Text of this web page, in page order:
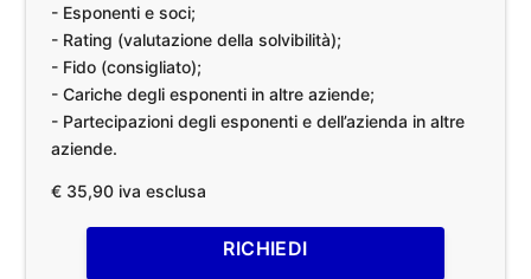
- Esponenti e soci;
- Rating (valutazione della solvibilità);
- Fido (consigliato);
- Cariche degli esponenti in altre aziende;
- Partecipazioni degli esponenti e dell’azienda in altre
aziende.
€ 35,90 iva esclusa
RICHIEDI